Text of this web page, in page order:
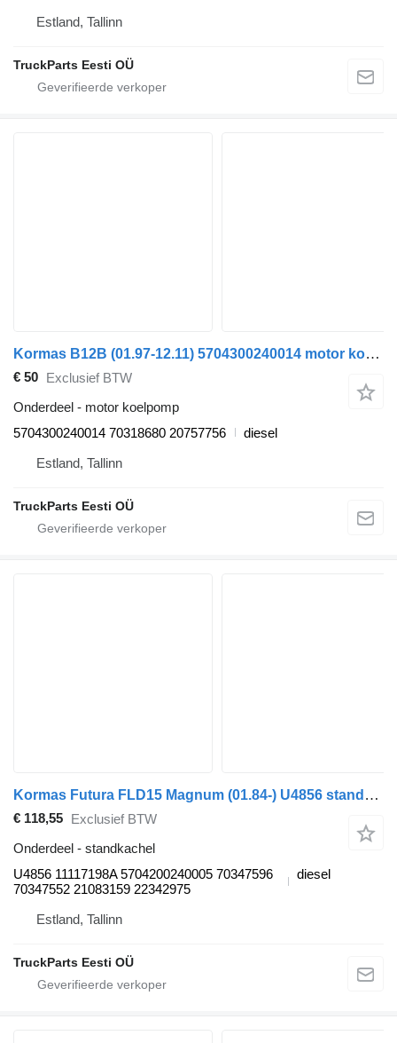
Estland, Tallinn
TruckParts Eesti OÜ
Kormas B12B (01.97-12.11) 5704300240014 motor koelpomp voor Volvo B6, B7, B9, B10, B12 bus (1978-2011)
€ 50 Exclusief BTW
Onderdeel - motor koelpomp
5704300240014 70318680 20757756
diesel
Estland, Tallinn
TruckParts Eesti OÜ
Kormas Futura FLD15 Magnum (01.84-) U4856 standkachel voor Bova Futura FHD, FLD (1982-) bus
€ 118,55 Exclusief BTW
Onderdeel - standkachel
U4856 11117198A 5704200240005 70347596
70347552 21083159 22342975
diesel
Estland, Tallinn
TruckParts Eesti OÜ